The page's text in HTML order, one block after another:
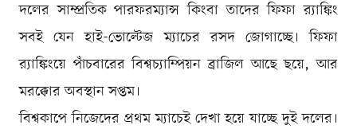
দলের সাম্প্রতিক পারফরম্যান্স কিংবা তাদের ফিফা র‌্যাঙ্কিং
সবই যেন হাই-ভোল্টেজ ম্যাচের রসদ জোগাচ্ছে। ফিফা
র‌্যাঙ্কিংয়ে পাঁচবারের বিশ্বচ্যাম্পিয়ন ব্রাজিল আছে ছয়ে, আর
মরক্কোর অবস্থান সপ্তম।
বিশ্বকাপে নিজেদের প্রথম ম্যাচেই দেখা হয়ে যাচ্ছে দুই দলের।